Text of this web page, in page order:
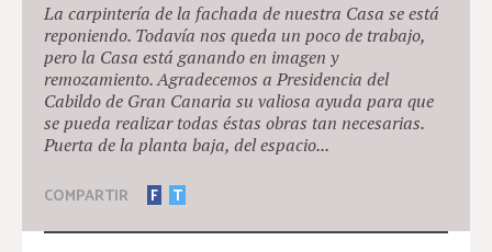
La carpintería de la fachada de nuestra Casa se está
reponiendo. Todavía nos queda un poco de trabajo,
pero la Casa está ganando en imagen y
remozamiento. Agradecemos a Presidencia del
Cabildo de Gran Canaria su valiosa ayuda para que
se pueda realizar todas éstas obras tan necesarias.
Puerta de la planta baja, del espacio...
COMPARTIR F T